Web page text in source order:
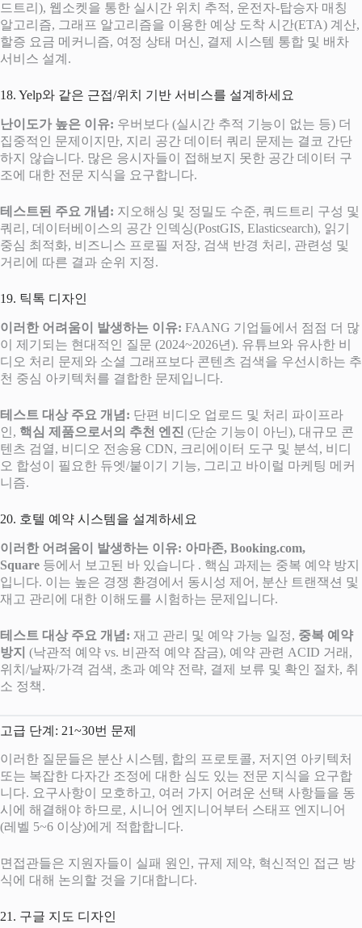
드트리), 웹소켓을 통한 실시간 위치 추적, 운전자-탑승자 매칭
알고리즘, 그래프 알고리즘을 이용한 예상 도착 시간(ETA) 계산,
할증 요금 메커니즘, 여정 상태 머신, 결제 시스템 통합 및 배차
서비스 설계.
18. Yelp와 같은 근접/위치 기반 서비스를 설계하세요
난이도가 높은 이유: 우버보다 (실시간 추적 기능이 없는 등) 더
집중적인 문제이지만, 지리 공간 데이터 쿼리 문제는 결코 간단
하지 않습니다. 많은 응시자들이 접해보지 못한 공간 데이터 구
조에 대한 전문 지식을 요구합니다.
테스트된 주요 개념: 지오해싱 및 정밀도 수준, 쿼드트리 구성 및
쿼리, 데이터베이스의 공간 인덱싱(PostGIS, Elasticsearch), 읽기
중심 최적화, 비즈니스 프로필 저장, 검색 반경 처리, 관련성 및
거리에 따른 결과 순위 지정.
19. 틱톡 디자인
이러한 어려움이 발생하는 이유: FAANG 기업들에서 점점 더 많
이 제기되는 현대적인 질문 (2024~2026년). 유튜브와 유사한 비
디오 처리 문제와 소셜 그래프보다 콘텐츠 검색을 우선시하는 추
천 중심 아키텍처를 결합한 문제입니다.
테스트 대상 주요 개념: 단편 비디오 업로드 및 처리 파이프라
인, 핵심 제품으로서의 추천 엔진 (단순 기능이 아닌), 대규모 콘
텐츠 검열, 비디오 전송용 CDN, 크리에이터 도구 및 분석, 비디
오 합성이 필요한 듀엣/붙이기 기능, 그리고 바이럴 마케팅 메커
니즘.
20. 호텔 예약 시스템을 설계하세요
이러한 어려움이 발생하는 이유: 아마존, Booking.com,
Square 등에서 보고된 바 있습니다 . 핵심 과제는 중복 예약 방지
입니다. 이는 높은 경쟁 환경에서 동시성 제어, 분산 트랜잭션 및
재고 관리에 대한 이해도를 시험하는 문제입니다.
테스트 대상 주요 개념: 재고 관리 및 예약 가능 일정, 중복 예약
방지 (낙관적 예약 vs. 비관적 예약 잠금), 예약 관련 ACID 거래,
위치/날짜/가격 검색, 초과 예약 전략, 결제 보류 및 확인 절차, 취
소 정책.
고급 단계: 21~30번 문제
이러한 질문들은 분산 시스템, 합의 프로토콜, 저지연 아키텍처
또는 복잡한 다자간 조정에 대한 심도 있는 전문 지식을 요구합
니다. 요구사항이 모호하고, 여러 가지 어려운 선택 사항들을 동
시에 해결해야 하므로, 시니어 엔지니어부터 스태프 엔지니어
(레벨 5~6 이상)에게 적합합니다.
면접관들은 지원자들이 실패 원인, 규제 제약, 혁신적인 접근 방
식에 대해 논의할 것을 기대합니다.
21. 구글 지도 디자인